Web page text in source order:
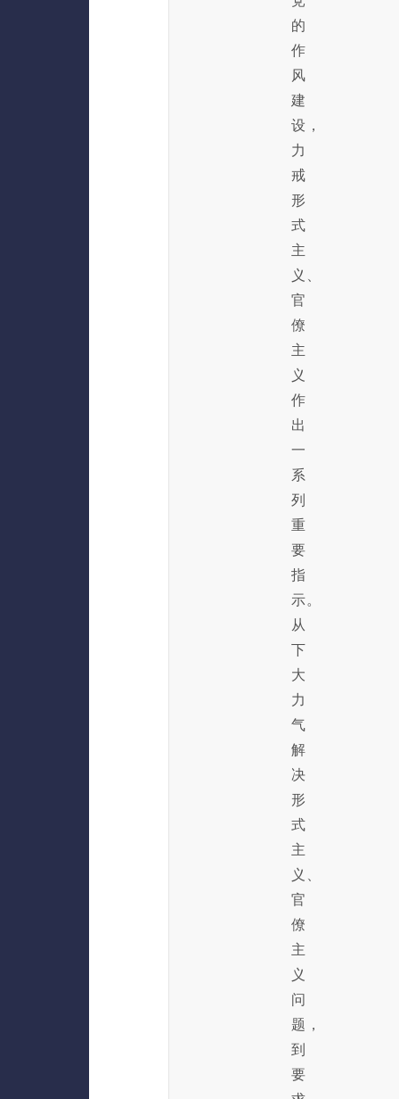
的
作
风
建
设，
力
戒
形
式
主
义、
官
僚
主
义
作
出
一
系
列
重
要
指
示。
从
下
大
力
气
解
决
形
式
主
义、
官
僚
主
义
问
题，
到
要